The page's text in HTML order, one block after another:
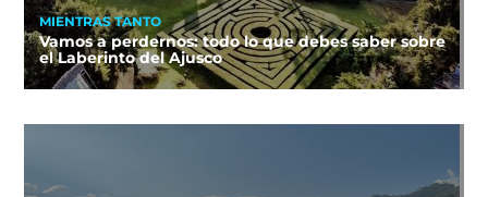
MIENTRAS TANTO
Vamos a perdernos: todo lo que debes saber sobre
el Laberinto del Ajusco